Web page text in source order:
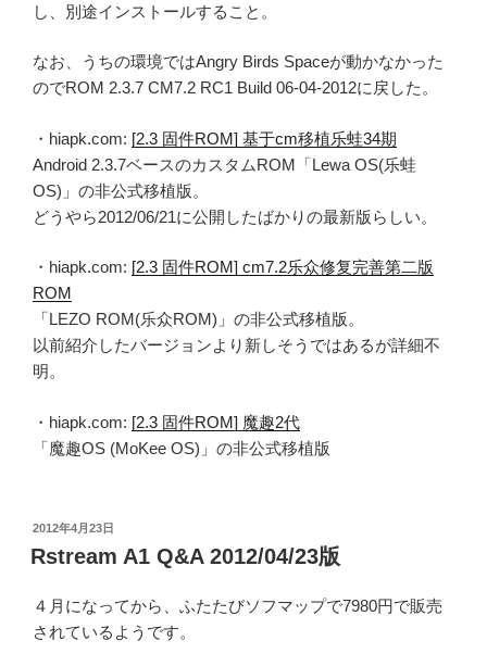
し、別途インストールすること。
なお、うちの環境ではAngry Birds Spaceが動かなかった
のでROM 2.3.7 CM7.2 RC1 Build 06-04-2012に戻した。
・hiapk.com: [2.3 固件ROM] 基于cm移植乐蛙34期
Android 2.3.7ベースのカスタムROM「Lewa OS(乐蛙
OS)」の非公式移植版。
どうやら2012/06/21に公開したばかりの最新版らしい。
・hiapk.com: [2.3 固件ROM] cm7.2乐众修复完善第二版
ROM
「LEZO ROM(乐众ROM)」の非公式移植版。
以前紹介したバージョンより新しそうではあるが詳細不
明。
・hiapk.com: [2.3 固件ROM] 魔趣2代
「魔趣OS (MoKee OS)」の非公式移植版
投
稿
日:
2012年4月23日
Rstream A1 Q&A 2012/04/23版
４月になってから、ふたたびソフマップで7980円で販売
されているようです。